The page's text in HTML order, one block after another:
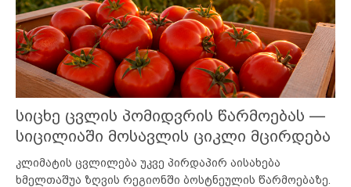
სიცხე ცვლის პომიდვრის წარმოებას —
სიცილიაში მოსავლის ციკლი მცირდება
კლიმატის ცვლილება უკვე პირდაპირ აისახება
ხმელთაშუა ზღვის რეგიონში ბოსტნეულის წარმოებაზე.